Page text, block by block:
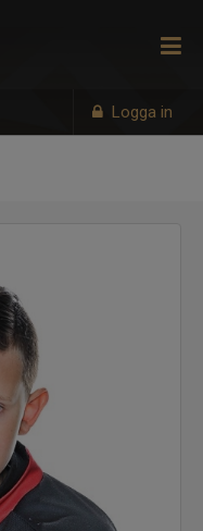
Logga in